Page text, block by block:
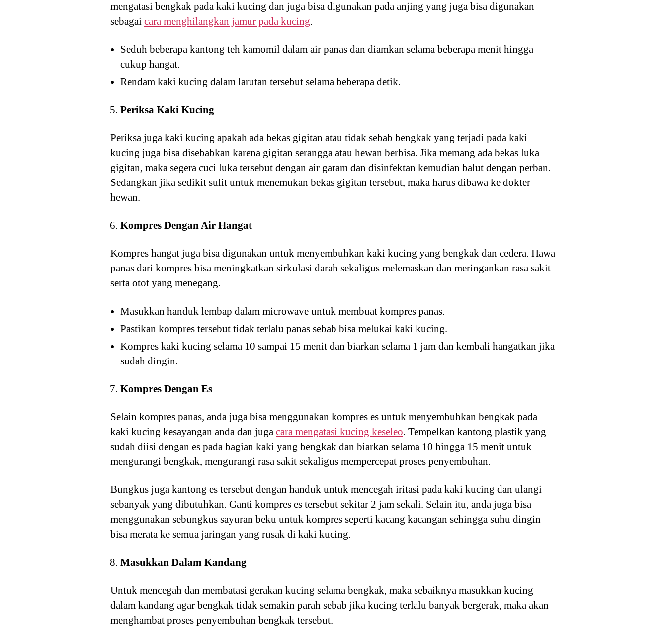
mengatasi bengkak pada kaki kucing dan juga bisa digunakan pada anjing yang juga bisa digunakan
sebagai cara menghilangkan jamur pada kucing.
Seduh beberapa kantong teh kamomil dalam air panas dan diamkan selama beberapa menit hingga
cukup hangat.
Rendam kaki kucing dalam larutan tersebut selama beberapa detik.
Periksa Kaki Kucing
Periksa juga kaki kucing apakah ada bekas gigitan atau tidak sebab bengkak yang terjadi pada kaki
kucing juga bisa disebabkan karena gigitan serangga atau hewan berbisa. Jika memang ada bekas luka
gigitan, maka segera cuci luka tersebut dengan air garam dan disinfektan kemudian balut dengan perban.
Sedangkan jika sedikit sulit untuk menemukan bekas gigitan tersebut, maka harus dibawa ke dokter
hewan.
Kompres Dengan Air Hangat
Kompres hangat juga bisa digunakan untuk menyembuhkan kaki kucing yang bengkak dan cedera. Hawa
panas dari kompres bisa meningkatkan sirkulasi darah sekaligus melemaskan dan meringankan rasa sakit
serta otot yang menegang.
Masukkan handuk lembap dalam microwave untuk membuat kompres panas.
Pastikan kompres tersebut tidak terlalu panas sebab bisa melukai kaki kucing.
Kompres kaki kucing selama 10 sampai 15 menit dan biarkan selama 1 jam dan kembali hangatkan jika
sudah dingin.
Kompres Dengan Es
Selain kompres panas, anda juga bisa menggunakan kompres es untuk menyembuhkan bengkak pada
kaki kucing kesayangan anda dan juga cara mengatasi kucing keseleo. Tempelkan kantong plastik yang
sudah diisi dengan es pada bagian kaki yang bengkak dan biarkan selama 10 hingga 15 menit untuk
mengurangi bengkak, mengurangi rasa sakit sekaligus mempercepat proses penyembuhan.
Bungkus juga kantong es tersebut dengan handuk untuk mencegah iritasi pada kaki kucing dan ulangi
sebanyak yang dibutuhkan. Ganti kompres es tersebut sekitar 2 jam sekali. Selain itu, anda juga bisa
menggunakan sebungkus sayuran beku untuk kompres seperti kacang kacangan sehingga suhu dingin
bisa merata ke semua jaringan yang rusak di kaki kucing.
Masukkan Dalam Kandang
Untuk mencegah dan membatasi gerakan kucing selama bengkak, maka sebaiknya masukkan kucing
dalam kandang agar bengkak tidak semakin parah sebab jika kucing terlalu banyak bergerak, maka akan
menghambat proses penyembuhan bengkak tersebut.